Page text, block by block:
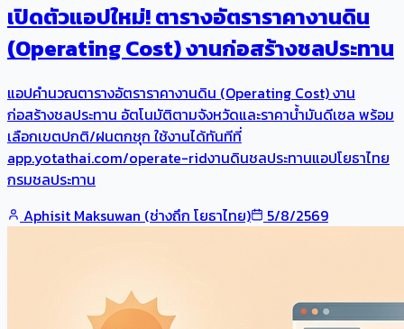
เปิดตัวแอปใหม่! ตารางอัตราราคางานดิน
(Operating Cost) งานก่อสร้างชลประทาน
แอปคำนวณตารางอัตราราคางานดิน (Operating Cost) งาน
ก่อสร้างชลประทาน อัตโนมัติตามจังหวัดและราคาน้ำมันดีเซล พร้อม
เลือกเขตปกติ/ฝนตกชุก ใช้งานได้ทันทีที่
app.yotathai.com/operate-ridงานดินชลประทานแอปโยธาไทย
กรมชลประทาน
Aphisit Maksuwan (ช่างถึก โยธาไทย)
5/8/2569